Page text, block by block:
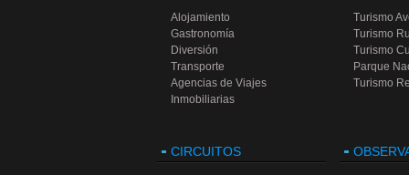
cultura:
nuevas
%, el resto
Prof. Gustavo
Facebook:
Alighieri.
Sábado 6:
14:30 hs. Partido de
359.
Torneo de ping pong y torneo de
Italiano.
Alojamiento
Gastronomía
Diversión
Transporte
Agencias de Viajes
Inmobiliarias
Turismo
Turismo
Turismo
Parque
Turismo
CIRCUITOS